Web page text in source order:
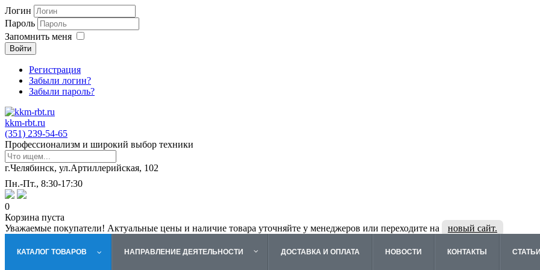
Логин
Пароль
Запомнить меня
Войти
Регистрация
Забыли логин?
Забыли пароль?
kkm-rbt.ru
(351) 239-54-65
Профессионализм и широкий выбор техники
г.Челябинск, ул.Артиллерийская, 102
Пн.-Пт., 8:30-17:30
0
Корзина пуста
Уважаемые покупатели! Актуальные цены и наличие товара уточняйте у менеджеров или переходите на
новый сайт.
КАТАЛОГ ТОВАРОВ НАПРАВЛЕНИЕ ДЕЯТЕЛЬНОСТИ ДОСТАВКА И ОПЛАТА НОВОСТИ КОНТАКТЫ